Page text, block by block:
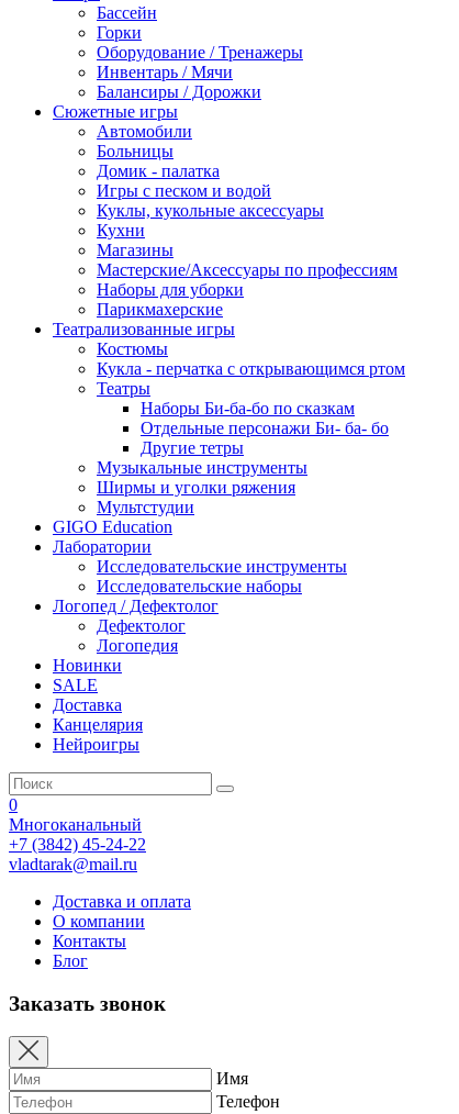
Бассейн
Горки
Оборудование / Тренажеры
Инвентарь / Мячи
Балансиры / Дорожки
Сюжетные игры
Автомобили
Больницы
Домик - палатка
Игры с песком и водой
Куклы, кукольные аксессуары
Кухни
Магазины
Мастерские/Аксессуары по профессиям
Наборы для уборки
Парикмахерские
Театрализованные игры
Костюмы
Кукла - перчатка с открывающимся ртом
Театры
Наборы Би-ба-бо по сказкам
Отдельные персонажи Би- ба- бо
Другие тетры
Музыкальные инструменты
Ширмы и уголки ряжения
Мультстудии
GIGO Education
Лаборатории
Исследовательские инструменты
Исследовательские наборы
Логопед / Дефектолог
Дефектолог
Логопедия
Новинки
SALE
Доставка
Канцелярия
Нейроигры
0
Многоканальный
+7 (3842) 45-24-22
vladtarak@mail.ru
Доставка и оплата
О компании
Контакты
Блог
Заказать звонок
Имя
Телефон